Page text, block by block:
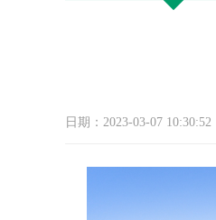
日期：2023-03-07 10:30:52